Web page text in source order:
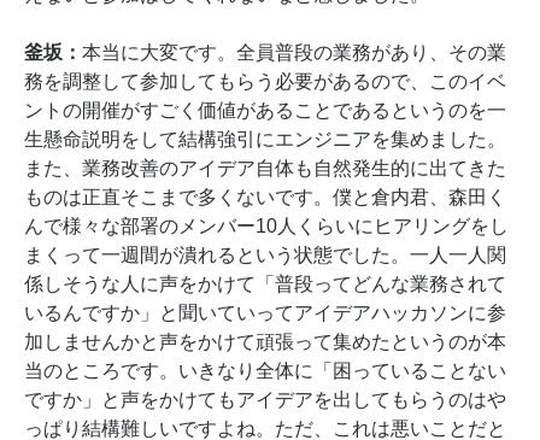
釜坂： 本当に大変です。全員普段の業務があり、その業
務を調整して参加してもらう必要があるので、このイベ
ントの開催がすごく価値があることであるというのを一
生懸命説明をして結構強引にエンジニアを集めました。
また、業務改善のアイデア自体も自然発生的に出てきた
ものは正直そこまで多くないです。僕と倉内君、森田く
んで様々な部署のメンバー10人くらいにヒアリングをし
まくって一週間が潰れるという状態でした。一人一人関
係しそうな人に声をかけて「普段ってどんな業務されて
いるんですか」と聞いていってアイデアハッカソンに参
加しませんかと声をかけて頑張って集めたというのが本
当のところです。いきなり全体に「困っていることない
ですか」と声をかけてもアイデアを出してもらうのはや
っぱり結構難しいですよね。ただ、これは悪いことだと